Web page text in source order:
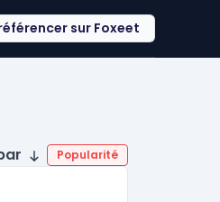
sur Foxeet
Popularité